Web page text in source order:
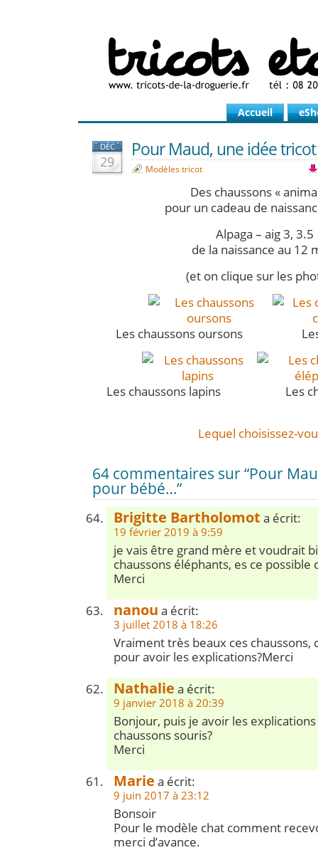
Accueil
DÉC
29
Pour Maud, une idée
Modèles tricot
Des chaussons «
pour un cadeau de
Alpaga – aig 3, 3.5
de la naissance au 12
(et on clique sur les
Les chaussons oursons
Les chaussons lapins Les
Lequel choisissez-
64 commentaires sur “Pour
pour bébé…”
Brigitte Bartholomot a écrit:
19 février 2019 à 9:59
je vais être grand mère et voudrait
chaussons éléphants, es ce possible
Merci
nanou a écrit:
3 juillet 2018 à 18:26
Vraiment très beaux ces
pour avoir les explications?Merci
Nathalie a écrit:
9 janvier 2018 à 20:39
Bonjour, puis je avoir les
chaussons souris?
Merci
Marie a écrit:
9 juin 2017 à 23:12
Bonsoir
Pour le modèle chat comment
merci d’avance.